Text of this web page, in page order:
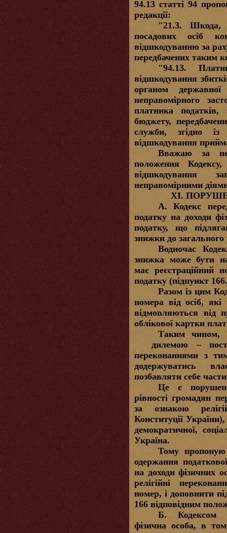
94.13 статті 94
редакції:
"21.3. Шкода,
посадових осіб
відшкодуванню за
передбачених таким
"94.13.
відшкодування
органом
неправомірного
платника
бюджету,
служби, згідно
відшкодування
Вважаю за
положення
відшкодування
неправомірними
ХІ.
А.Кодекс
податку на доходи
податку, що
знижки до загального
Водночас
знижка може бути
має реєстраційний
податку (підпункт
Разом із цим
номера від осіб, які
відмовляються від
облікової картки
Таким чином,
дилемою –
переконаннями з
додержуватись
позбавляти себе
Це є
рівності громадян
за ознакою
Конституції
демократичної,
Україна.
Тому
одержання
на доходи фізичних
релігійні
номер, і доповнити
166 відповідним
Б. Кодексом
фізична особа, в